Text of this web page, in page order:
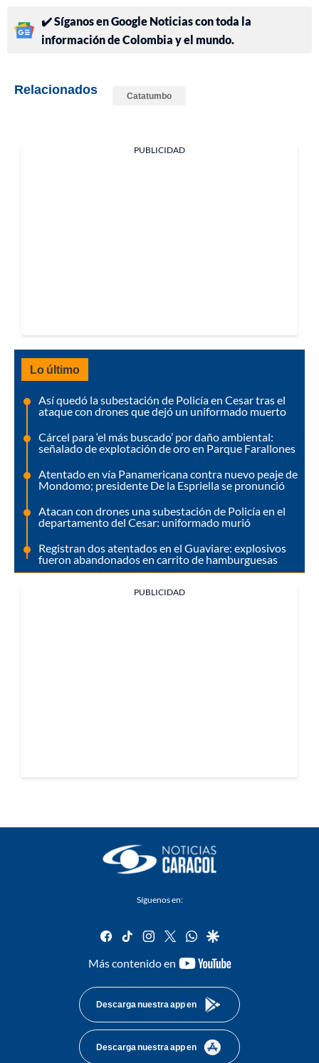
✔️ Síganos en Google Noticias con toda la
información de Colombia y el mundo.
Relacionados Catatumbo
PUBLICIDAD
Lo último
Así quedó la subestación de Policía en Cesar tras el
ataque con drones que dejó un uniformado muerto
Cárcel para ‘el más buscado’ por daño ambiental:
señalado de explotación de oro en Parque Farallones
Atentado en vía Panamericana contra nuevo peaje de
Mondomo; presidente De la Espriella se pronunció
Atacan con drones una subestación de Policía en el
departamento del Cesar: uniformado murió
Registran dos atentados en el Guaviare: explosivos
fueron abandonados en carrito de hamburguesas
PUBLICIDAD
Síguenos en:
facebook
tiktok instagram
twitterwhatsapp
google
Más contenido en
youtube-
Descarga nuestra app en
Descarga nuestra app en